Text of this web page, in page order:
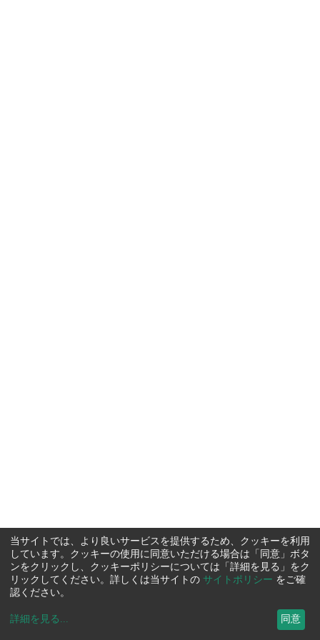
当サイトでは、より良いサービスを提供するため、クッキーを利用
しています。クッキーの使用に同意いただける場合は「同意」ボタ
ンをクリックし、クッキーポリシーについては「詳細を見る」をク
リックしてください。詳しくは当サイトの サイトポリシー をご確
認ください。
詳細を見る ... 同意